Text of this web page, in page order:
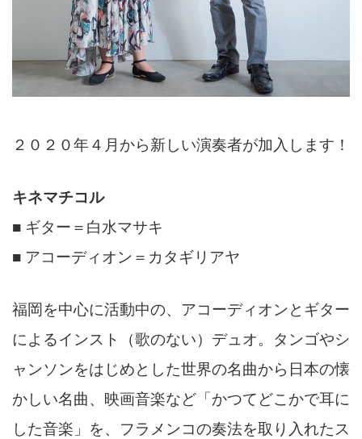
２０２０年４月から新しい演奏者が加入します！
キネマチコル
■ ギター＝白水マサキ
■ アコーディオン＝カタギリアヤ
福岡を中心に活動中の、アコーディオンとギター
によるインスト（歌のない）デュオ。タンゴやシ
ャンソンをはじめとした世界の名曲から日本の懐
かしい名曲、 映画音楽など「かつてどこかで耳に
した音楽」を、フラメンコの奏法を取り入れたス